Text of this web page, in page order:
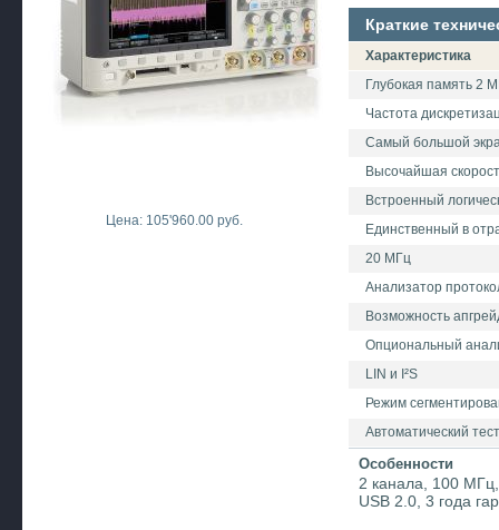
Цена: 105'960.00 руб.
Краткие
Характеристика
Глубокая память 2
Частота
Самый большой
Высочайшая
Встроенный
Единственный в
20 МГц
Анализатор
Возможность
Опциональный
LIN и I²S
Режим
Автоматический
Особенности
2 канала, 100
USB 2.0, 3 года